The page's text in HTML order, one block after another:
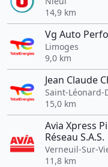
14,9 km
Vg Auto
Limoges
9,0 km
Jean Claude
Saint-Léonard-
15,0 km
Avia Xpress
Réseau S.A.S.
Verneuil-Sur-
11,8 km